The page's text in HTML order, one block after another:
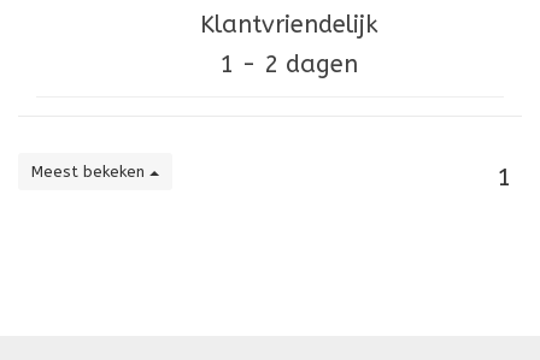
Klantvriendelijk
1 - 2 dagen
Meest bekeken 1